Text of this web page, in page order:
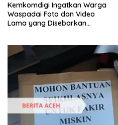
Kemkomdigi Ingatkan Warga
Waspadai Foto dan Video
Lama yang Disebarkan